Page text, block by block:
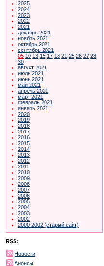
2025
2024
2023
2022
2021
декабрь 2021
ноябрь 2021
октябрь 2021
сентябрь 2021
05 10 13 15 17 18 21 25 26 27 28
30
август 2021
июль 2021
июнь 2021
май 2021
апрель 2021
март 2021
февраль 2021
январь 2021
2020
2019
2018
2017
2016
2015
2014
2013
2012
2011
2010
2009
2008
2007
2006
2005
2004
2003
2002
2000-2002 (старый сайт)
RSS:
Новости
Анонсы